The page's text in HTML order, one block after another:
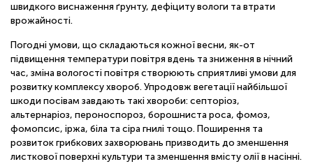
швидкого виснаження ґрунту, дефіциту вологи та втрати
врожайності.
Погодні умови, що складаються кожної весни, як-от
підвищення температури повітря вдень та зниження в нічний
час, зміна вологості повітря створюють сприятливі умови для
розвитку комплексу хвороб. Упродовж вегетації найбільшої
шкоди посівам завдають такі хвороби: септоріоз,
альтернаріоз, пероноспороз, борошниста роса, фомоз,
фомопсис, іржа, біла та сіра гнилі тощо. Поширення та
розвиток грибкових захворювань призводить до зменшення
листкової поверхні культури та зменшення вмісту олії в насінні.